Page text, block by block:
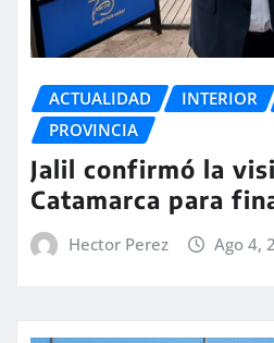
ACTUALIDAD INTERIOR
PROVINCIA
Jalil confirmó la
Catamarca para
Hector Perez Ago 4,